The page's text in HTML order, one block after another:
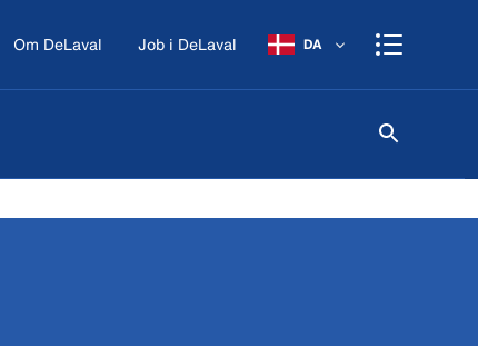
Om DeLaval Job i DeLaval DA